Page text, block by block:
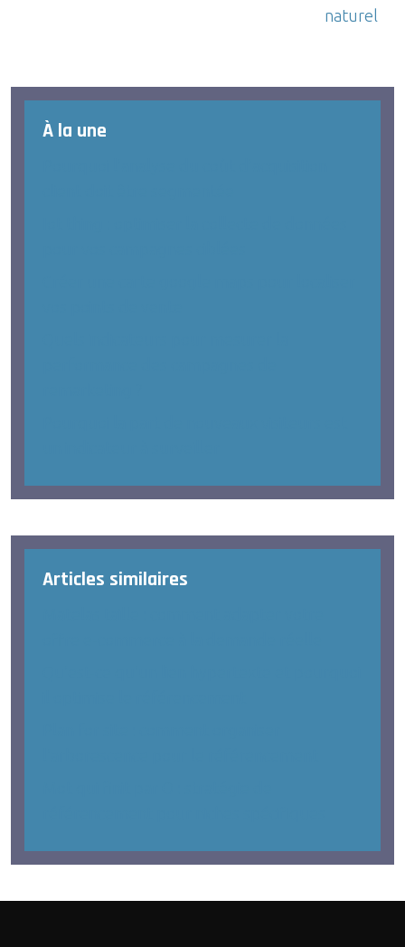
naturel
À la une
Articles similaires